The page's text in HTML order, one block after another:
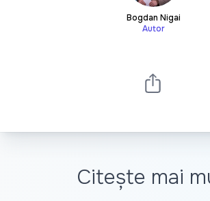
Bogdan Nigai
Autor
Citește mai